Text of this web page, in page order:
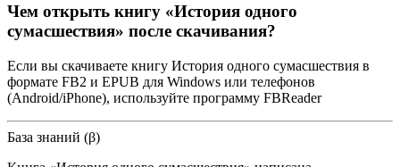
Чем открыть книгу «История одного
сумасшествия» после скачивания?
Если вы скачиваете книгу История одного сумасшествия в
формате FB2 и EPUB для Windows или телефонов
(Android/iPhone), используйте программу FBReader
База знаний (β)